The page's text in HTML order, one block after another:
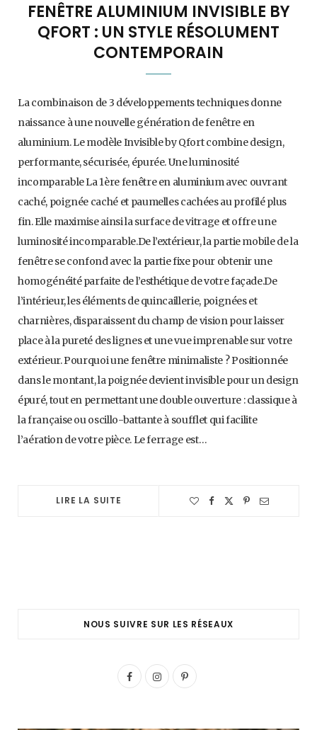
FENÊTRE ALUMINIUM INVISIBLE BY
QFORT : UN STYLE RÉSOLUMENT
CONTEMPORAIN
La combinaison de 3 développements techniques donne
naissance à une nouvelle génération de fenêtre en
aluminium. Le modèle Invisible by Qfort combine design,
performante, sécurisée, épurée. Une luminosité
incomparable La 1ère fenêtre en aluminium avec ouvrant
caché, poignée caché et paumelles cachées au profilé plus
fin. Elle maximise ainsi la surface de vitrage et offre une
luminosité incomparable.De l’extérieur, la partie mobile de la
fenêtre se confond avec la partie fixe pour obtenir une
homogénéité parfaite de l’esthétique de votre façade.De
l’intérieur, les éléments de quincaillerie, poignées et
charnières, disparaissent du champ de vision pour laisser
place à la pureté des lignes et une vue imprenable sur votre
extérieur. Pourquoi une fenêtre minimaliste ? Positionnée
dans le montant, la poignée devient invisible pour un design
épuré, tout en permettant une double ouverture : classique à
la française ou oscillo-battante à soufflet qui facilite
l’aération de votre pièce. Le ferrage est…
LIRE LA SUITE
NOUS SUIVRE SUR LES RÉSEAUX
F
I
P